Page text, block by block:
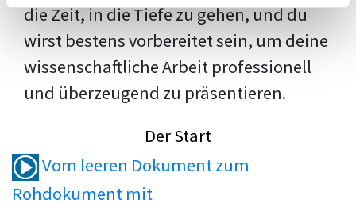
die Zeit, in die Tiefe zu gehen, und du
wirst bestens vorbereitet sein, um deine
wissenschaftliche Arbeit professionell
und überzeugend zu präsentieren.
Der Start
Vom leeren Dokument zum
Rohdokument mit